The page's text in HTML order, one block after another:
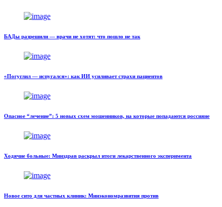
БАДы разрешили — врачи не хотят: что пошло не так
«Погуглил — испугался»: как ИИ усиливает страхи пациентов
Опасное “лечение”: 5 новых схем мошенников, на которые попадаются россияне
Ходячие больные: Минздрав раскрыл итоги лекарственного эксперимента
Новое сито для частных клиник: Минэкономразвития против